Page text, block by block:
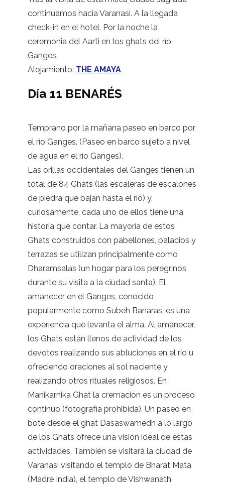
continuamos hacia Varanasi. A la llegada
check-in en el hotel. Por la noche la
ceremonia del Aarti en los ghats del río
Ganges.
Alojamiento: THE AMAYA
Día 11 BENARÉS
Temprano por la mañana paseo en barco por
el río Ganges. (Paseo en barco sujeto a nivel
de agua en el río Ganges).
Las orillas occidentales del Ganges tienen un
total de 84 Ghats (las escaleras de escalones
de piedra que bajan hasta el río) y,
curiosamente, cada uno de ellos tiene una
historia que contar. La mayoría de estos
Ghats construidos con pabellones, palacios y
terrazas se utilizan principalmente como
Dharamsalas (un hogar para los peregrinos
durante su visita a la ciudad santa). El
amanecer en el Ganges, conocido
popularmente como Subeh Banaras, es una
experiencia que levanta el alma. Al amanecer,
los Ghats están llenos de actividad de los
devotos realizando sus abluciones en el río u
ofreciendo oraciones al sol naciente y
realizando otros rituales religiosos. En
Manikarnika Ghat la cremación es un proceso
continuo (fotografía prohibida). Un paseo en
bote desde el ghat Dasaswamedh a lo largo
de los Ghats ofrece una visión ideal de estas
actividades. También se visitará la ciudad de
Varanasi visitando el templo de Bharat Mata
(Madre India), el templo de Vishwanath,